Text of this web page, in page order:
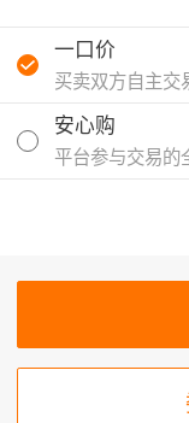
一口价
买卖双方自主交
安心购
平台参与交易的